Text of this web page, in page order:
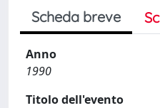
Scheda breve
Anno
1990
Titolo dell'evento